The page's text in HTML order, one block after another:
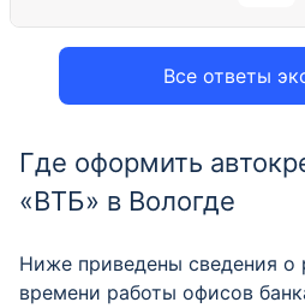
Все ответы
Где оформить
«ВТБ» в Вологде
Ниже приведены сведения о
времени работы офисов